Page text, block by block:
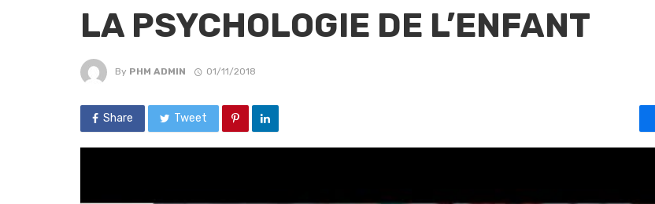
LA PSYCHOLOGIE DE L’ENFANT
By PHM ADMIN 01/11/2018
Share Tweet